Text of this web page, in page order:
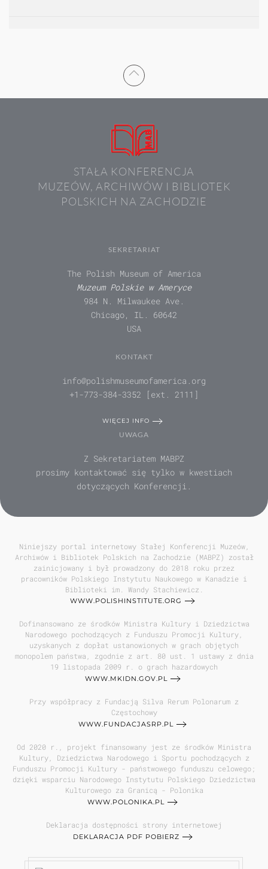
STAŁA KONFERENCJA
MUZEÓW, ARCHIWÓW I BIBLIOTEK
POLSKICH NA ZACHODZIE
SEKRETARIAT
The Polish Museum of America
Muzeum Polskie w Ameryce
984 N. Milwaukee Ave.
Chicago, IL. 60642
USA
KONTAKT
info@polishmuseumofamerica.org
+1-773-384-3352 [ext. 2111]
WIĘCEJ INFO
UWAGA
Z Sekretariatem MABPZ
prosimy kontaktować się tylko w kwestiach
dotyczących Konferencji.
Niniejszy portal internetowy Stałej Konferencji Muzeów,
Archiwów i Bibliotek Polskich na Zachodzie (MABPZ) został
zainicjowany i był prowadzony do 2018 roku przez
pracowników Polskiego Instytutu Naukowego w Kanadzie i
Biblioteki im. Wandy Stachiewicz.
WWW.POLISHINSTITUTE.ORG
Dofinansowano ze środków Ministra Kultury i Dziedzictwa
Narodowego pochodzących z Funduszu Promocji Kultury,
uzyskanych z dopłat ustanowionych w grach objętych
monopolem państwa, zgodnie z art. 80 ust. 1 ustawy z dnia
19 listopada 2009 r. o grach hazardowych
WWW.MKIDN.GOV.PL
Przy współpracy z Fundacją Silva Rerum Polonarum z
Częstochowy
WWW.FUNDACJASRP.PL
Od 2020 r., projekt finansowany jest ze środków Ministra
Kultury, Dziedzictwa Narodowego i Sportu pochodzących z
Funduszu Promocji Kultury - państwowego funduszu celowego;
dzięki wsparciu Narodowego Instytutu Polskiego Dziedzictwa
Kulturowego za Granicą - Polonika
WWW.POLONIKA.PL
Deklaracja dostępności strony internetowej
DEKLARACJA PDF POBIERZ